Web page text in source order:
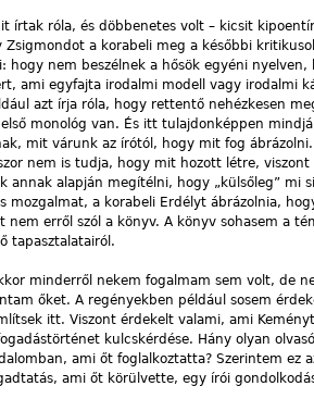
írtak róla, és döbbenetes volt – kicsit
a korabeli meg a későbbi
hogy nem beszélnek a hősök egyéni
ami egyfajta irodalmi modell vagy irodalmi
azt írja róla, hogy rettentő nehézkesen
monológ van. És itt tulajdonképpen
mit várunk az írótól, hogy mit fog
nem is tudja, hogy mit hozott létre,
annak alapján megítélni, hogy „külsőleg” mi
mozgalmat, a korabeli Erdélyt ábrázolnia,
erről szól a könyv. A könyv sohasem a
tapasztalatairól.
minderről nekem fogalmam sem volt, de
őket. A regényekben például sosem
itt. Viszont érdekelt valami, ami
kulcskérdése. Hány olyan
ami őt foglalkoztatta? Szerintem ez
ami őt körülvette, egy írói